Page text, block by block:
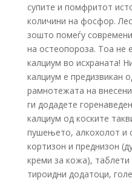
супите и помфритот
количини на фосфор.
зошто помеѓу
на остеопороза. Тоа не
калциум во исхраната!
калциум е предизвикан
рамнотежата на
ги додадете
калциум од коските
пушењето, алкохолот и
кортизон и преднизон
креми за кожа), таблети
тироидни додатоци,